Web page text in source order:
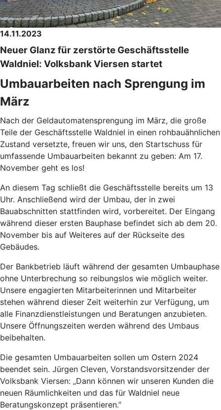
14.11.2023
Neuer Glanz für zerstörte Geschäftsstelle
Waldniel: Volksbank Viersen startet
Umbauarbeiten nach Sprengung im
März
Nach der Geldautomatensprengung im März, die große
Teile der Geschäftsstelle Waldniel in einen rohbauähnlichen
Zustand versetzte, freuen wir uns, den Startschuss für
umfassende Umbauarbeiten bekannt zu geben: Am 17.
November geht es los!
An diesem Tag schließt die Geschäftsstelle bereits um 13
Uhr. Anschließend wird der Umbau, der in zwei
Bauabschnitten stattfinden wird, vorbereitet. Der Eingang
während dieser ersten Bauphase befindet sich ab dem 20.
November bis auf Weiteres auf der Rückseite des
Gebäudes.
Der Bankbetrieb läuft während der gesamten Umbauphase
ohne Unterbrechung so reibungslos wie möglich weiter.
Unsere engagierten Mitarbeiterinnen und Mitarbeiter
stehen während dieser Zeit weiterhin zur Verfügung, um
alle Finanzdienstleistungen und Beratungen anzubieten.
Unsere Öffnungszeiten werden während des Umbaus
beibehalten.
Die gesamten Umbauarbeiten sollen um Ostern 2024
beendet sein. Jürgen Cleven, Vorstandsvorsitzender der
Volksbank Viersen: „Dann können wir unseren Kunden die
neuen Räumlichkeiten und das für Waldniel neue
Beratungskonzept präsentieren.”